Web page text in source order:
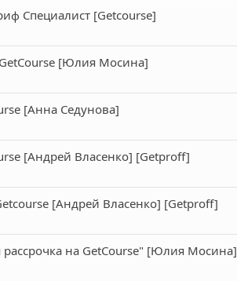
Специалист [Getcourse]
[Юлия Мосина]
[Анна Седунова]
[Андрей Власенко] [Getproff]
[Андрей Власенко] [Getproff]
рассрочка на GetCourse" [Юлия Мосина]